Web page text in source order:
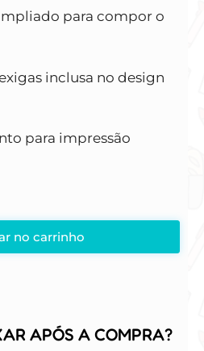
para compor o
inclusa no design
para impressão
no carrinho
APÓS A COMPRA?